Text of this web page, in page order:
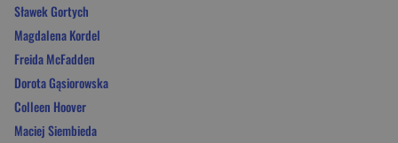
Sławek Gortych
Magdalena Kordel
Freida McFadden
Dorota Gąsiorowska
Colleen Hoover
Maciej Siembieda